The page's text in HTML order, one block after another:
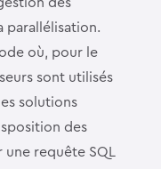
parallélisation.
où, pour le
sont utilisés
solutions
des
requête SQL